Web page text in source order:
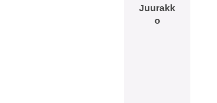
Juurakk
o